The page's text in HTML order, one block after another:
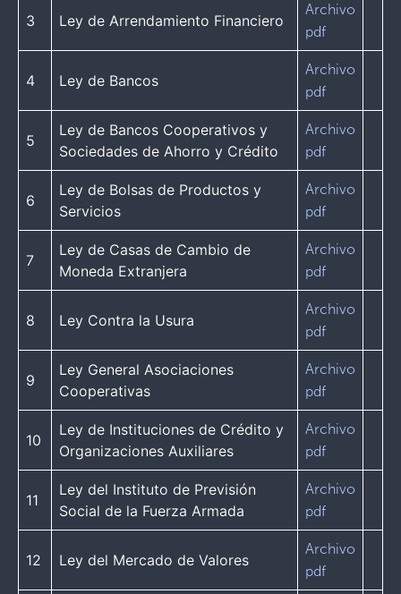
3 Ley de Arrendamiento Financiero
Archivo
pdf
4 Ley de Bancos
Archivo
pdf
5
Ley de Bancos Cooperativos y
Sociedades de Ahorro y Crédito
Archivo
pdf
6
Ley de Bolsas de Productos y
Servicios
Archivo
pdf
7
Ley de Casas de Cambio de
Moneda Extranjera
Archivo
pdf
8 Ley Contra la Usura
Archivo
pdf
9
Ley General Asociaciones
Cooperativas
Archivo
pdf
10
Ley de Instituciones de Crédito y
Organizaciones Auxiliares
Archivo
pdf
11
Ley del Instituto de Previsión
Social de la Fuerza Armada
Archivo
pdf
12 Ley del Mercado de Valores
Archivo
pdf